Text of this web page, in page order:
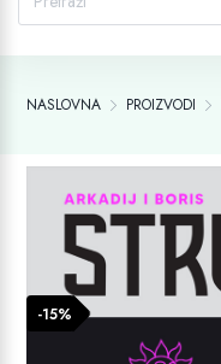
NASLOVNA PROIZVODI
-15%